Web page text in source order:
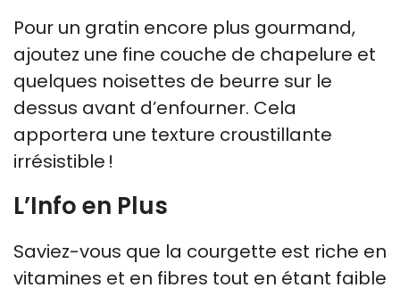
Pour un gratin encore plus gourmand,
ajoutez une fine couche de chapelure et
quelques noisettes de beurre sur le
dessus avant d’enfourner. Cela
apportera une texture croustillante
irrésistible !
L’Info en Plus
Saviez-vous que la courgette est riche en
vitamines et en fibres tout en étant faible